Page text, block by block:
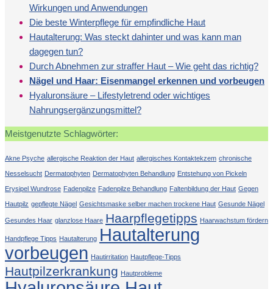
Wirkungen und Anwendungen
Die beste Winterpflege für empfindliche Haut
Hautalterung: Was steckt dahinter und was kann man
dagegen tun?
Durch Abnehmen zur straffer Haut – Wie geht das richtig?
Nägel und Haar: Eisenmangel erkennen und vorbeugen
Hyaluronsäure – Lifestyletrend oder wichtiges
Nahrungsergänzungsmittel?
Meistgenutzte Schlagwörter:
Akne Psyche allergische Reaktion der Haut allergisches Kontaktekzem chronische
Nesselsucht Dermatophyten Dermatophyten Behandlung Entstehung von Pickeln
Erysipel Wundrose Fadenpilze Fadenpilze Behandlung Faltenbildung der Haut Gegen
Hautpilz gepflegte Nägel Gesichtsmaske selber machen trockene Haut Gesunde Nägel
Gesundes Haar glanzlose Haare Haarpflegetipps Haarwachstum fördern
Handpflege Tipps Hautalterung Hautalterung
vorbeugen Hautirritation Hautpflege-Tipps
Hautpilzerkrankung Hautprobleme